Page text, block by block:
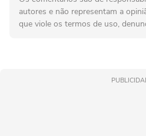
autores e não representam a
que viole os termos de uso,